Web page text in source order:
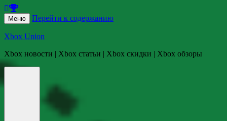
Меню Перейти к содержанию
Xbox Union
Xbox новости | Xbox статьи | Xbox скидки | Xbox обзоры